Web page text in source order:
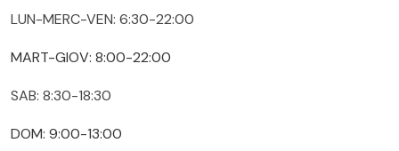
LUN-MERC-VEN: 6:30-22:00
MART-GIOV: 8:00-22:00
SAB: 8:30-18:30
DOM: 9:00-13:00